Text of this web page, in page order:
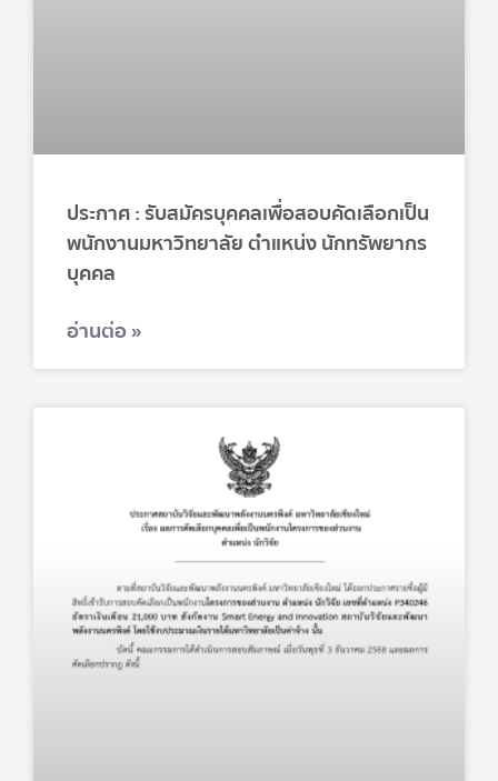
ประกาศ : รับสมัครบุคคลเพื่อสอบคัดเลือกเป็น
พนักงานมหาวิทยาลัย ตำแหน่ง นักทรัพยากร
บุคคล
อ่านต่อ »